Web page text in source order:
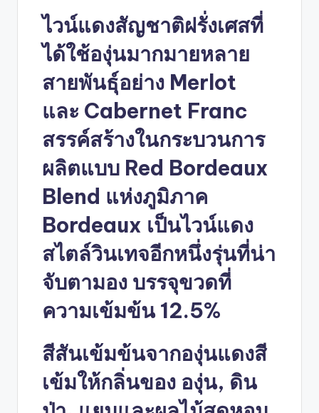
ไวน์แดงสัญชาติฝรั่งเศสที่
ได้ใช้องุ่นมากมายหลาย
สายพันธุ์อย่าง Merlot
และ Cabernet Franc
สรรค์สร้างในกระบวนการ
ผลิตแบบ Red Bordeaux
Blend แห่งภูมิภาค
Bordeaux เป็นไวน์แดง
สไตล์วินเทจอีกหนึ่งรุ่นที่น่า
จับตามอง บรรจุขวดที่
ความเข้มข้น 12.5%
สีสันเข้มข้นจากองุ่นแดงสี
เข้มให้กลิ่นของ องุ่น, ดิน